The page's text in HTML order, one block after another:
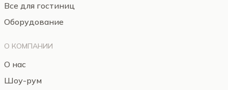
Все для гостиниц
Оборудование
О КОМПАНИИ
О нас
Шоу-рум